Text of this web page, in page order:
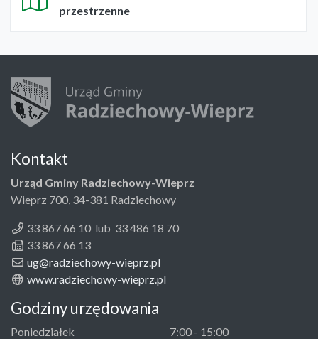
przestrzenne
Kontakt
Urząd Gminy Radziechowy-Wieprz
Wieprz 700, 34-381 Radziechowy
33 867 66 10 lub 33 486 18 70
33 867 66 13
ug@radziechowy-wieprz.pl
www.radziechowy-wieprz.pl
Godziny urzędowania
Poniedziałek
7:00 - 15:00